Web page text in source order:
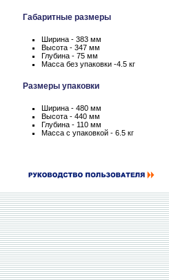
Габаритные размеры
Ширина - 383 мм
Высота - 347 мм
Глубина - 75 мм
Масса без упаковки -4.5 кг
Размеры упаковки
Ширина - 480 мм
Высота - 440 мм
Глубина - 110 мм
Масса с упаковкой - 6.5 кг